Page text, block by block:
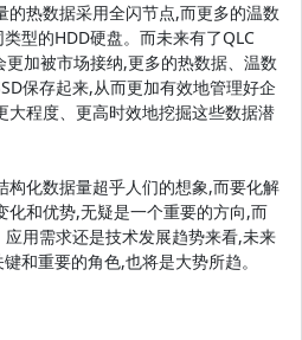
的热数据采用全闪节点,而更多的温数
型的HDD硬盘。而未来有了QLC
加被市场接纳,更多的热数据、温数
保存起来,从而更加有效地管理好企
大程度、更高时效地挖掘这些数据潜
化数据量超乎人们的想象,而要化解
化和优势,无疑是一个重要的方向,而
应用需求还是技术发展趋势来看,未来
和重要的角色,也将是大势所趋。